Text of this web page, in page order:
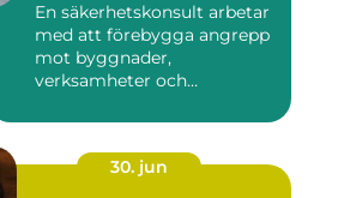
En säkerhetskonsult arbetar
med att förebygga angrepp
mot byggnader,
verksamheter och
30. jun